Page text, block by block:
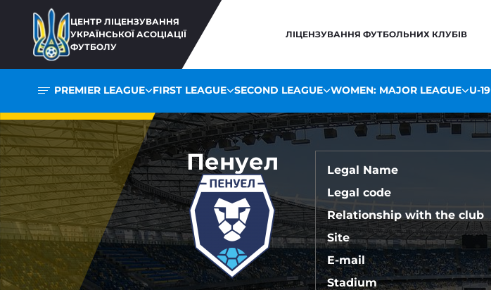
ЦЕНТР ЛІЦЕНЗУВАННЯ
УКРАЇНСЬКОЇ АСОЦІАЦІЇ
ФУТБОЛУ
ЛІЦЕНЗУВАННЯ ФУТБОЛЬНИХ КЛУБІВ
PREMIER LEAGUE FIRST LEAGUE SECOND LEAGUE WOMEN: MAJOR LEAGUE U-19
Пенуел Legal Name
Legal code
Relationship with the club
Site
E-mail
Stadium